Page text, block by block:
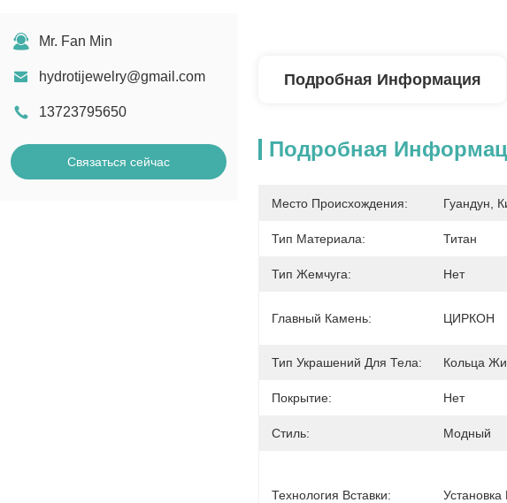
Mr. Fan Min
hydrotijewelry@gmail.com
13723795650
Связаться сейчас
Подробная Информация
Подробная
Место Происхождения: Гуандун,
Тип Материала: Титан
Тип Жемчуга: Нет
Главный Камень: ЦИРКОН
Тип Украшений Для Тела: Кольца
Покрытие: Нет
Стиль: Модный
Технология Вставки: Установка